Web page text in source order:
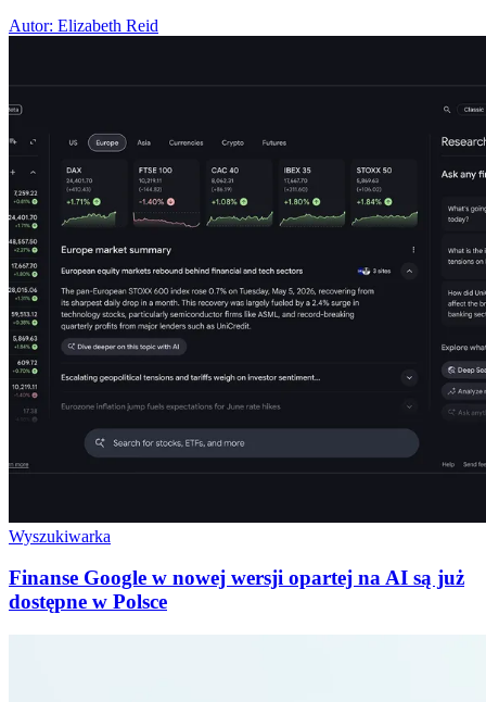
Autor: Elizabeth Reid
Wyszukiwarka
Finanse Google w nowej wersji opartej na AI są już
dostępne w Polsce